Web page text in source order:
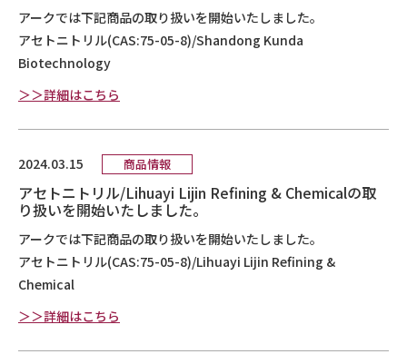
アークでは下記商品の取り扱いを開始いたしました。
アセトニトリル(CAS:75-05-8)/Shandong Kunda
Biotechnology
＞＞詳細はこちら
2024.03.15 商品情報
アセトニトリル/Lihuayi Lijin Refining & Chemicalの取
り扱いを開始いたしました。
アークでは下記商品の取り扱いを開始いたしました。
アセトニトリル(CAS:75-05-8)/Lihuayi Lijin Refining &
Chemical
＞＞詳細はこちら